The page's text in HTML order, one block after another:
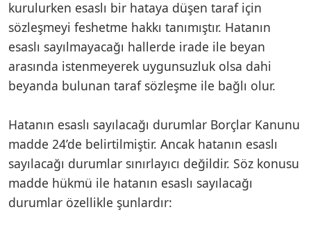
kurulurken esaslı bir hataya düşen taraf için
sözleşmeyi feshetme hakkı tanımıştır. Hatanın
esaslı sayılmayacağı hallerde irade ile beyan
arasında istenmeyerek uygunsuzluk olsa dahi
beyanda bulunan taraf sözleşme ile bağlı olur.
Hatanın esaslı sayılacağı durumlar Borçlar Kanunu
madde 24’de belirtilmiştir. Ancak hatanın esaslı
sayılacağı durumlar sınırlayıcı değildir. Söz konusu
madde hükmü ile hatanın esaslı sayılacağı
durumlar özellikle şunlardır: